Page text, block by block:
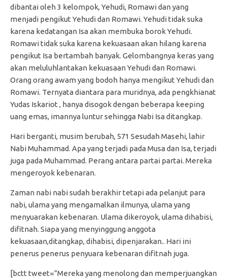
dibantai oleh 3 kelompok, Yehudi, Romawi dan yang
menjadi pengikut Yehudi dan Romawi. Yehudi tidak suka
karena kedatangan Isa akan membuka borok Yehudi.
Romawi tidak suka karena kekuasaan akan hilang karena
pengikut Isa bertambah banyak. Gelombangnya keras yang
akan meluluhlantakan kekuasaan Yehudi dan Romawi.
Orang orang awam yang bodoh hanya mengikut Yehudi dan
Romawi. Ternyata diantara para muridnya, ada pengkhianat
Yudas Iskariot , hanya disogok dengan beberapa keeping
uang emas, imannya luntur sehingga Nabi Isa ditangkap.
Hari berganti, musim berubah, 571 Sesudah Masehi, lahir
Nabi Muhammad. Apa yang terjadi pada Musa dan Isa, terjadi
juga pada Muhammad. Perang antara partai partai. Mereka
mengeroyok kebenaran.
Zaman nabi nabi sudah berakhir tetapi ada pelanjut para
nabi, ulama yang mengamalkan ilmunya, ulama yang
menyuarakan kebenaran. Ulama dikeroyok, ulama dihabisi,
difitnah. Siapa yang menyinggung anggota
kekuasaan,ditangkap, dihabisi, dipenjarakan.. Hari ini
penerus penerus penyuara kebenaran difitnah juga.
[bctt tweet=”Mereka yang menolong dan memperjuangkan